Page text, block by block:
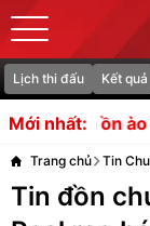
Lịch thi đấu Kết quả
Mới nhất:
vụ Barca 6
Trang chủ Tin
Tin đồn